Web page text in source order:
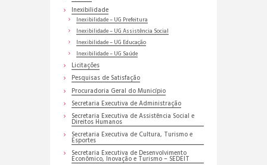
Inexibilidade
Inexibilidade – UG Prefeitura
Inexibilidade – UG Assistência Social
Inexibilidade – UG Educação
Inexibilidade – UG Saúde
Licitações
Pesquisas de Satisfação
Procuradoria Geral do Município
Secretaria Executiva de Administração
Secretaria Executiva de Assistência Social e
Direitos Humanos
Secretaria Executiva de Cultura, Turismo e
Esportes
Secretaria Executiva de Desenvolvimento
Econômico, Inovação e Turismo – SEDEIT